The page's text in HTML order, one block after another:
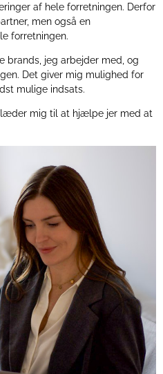
af hele forretningen. Derfor
men også en
forretningen.
brands, jeg arbejder med, og
Det giver mig mulighed for
mulige indsats.
mig til at hjælpe jer med at